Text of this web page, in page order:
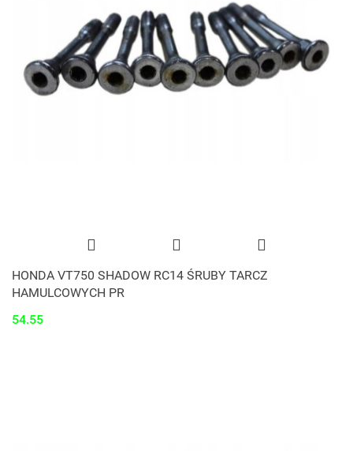
HONDA VT750 SHADOW RC14 ŚRUBY TARCZ
HAMULCOWYCH PR
54.55